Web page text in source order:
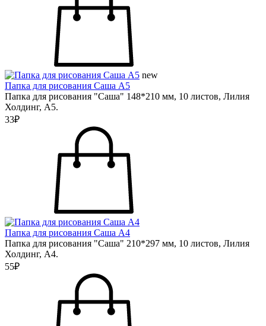
new
Папка для рисования Саша А5
Папка для рисования "Саша" 148*210 мм, 10 листов, Лилия
Холдинг, А5.
33₽
Папка для рисования Саша А4
Папка для рисования "Саша" 210*297 мм, 10 листов, Лилия
Холдинг, А4.
55₽